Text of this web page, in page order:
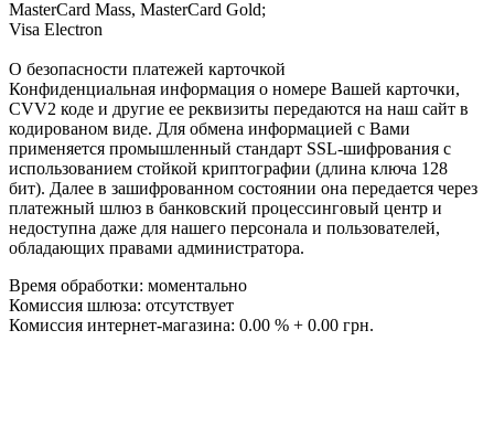
MasterCard Mass, MasterCard Gold;
Visa Electron
О безопасности платежей карточкой
Конфиденциальная информация о номере Вашей карточки,
CVV2 коде и другие ее реквизиты передаются на наш сайт в
кодированом виде. Для обмена информацией с Вами
применяется промышленный стандарт SSL-шифрования с
использованием стойкой криптографии (длина ключа 128
бит). Далее в зашифрованном состоянии она передается через
платежный шлюз в банковский процессинговый центр и
недоступна даже для нашего персонала и пользователей,
обладающих правами администратора.
Время обработки: моментально
Комиссия шлюза: отсутствует
Комиссия интернет-магазина: 0.00 % + 0.00 грн.